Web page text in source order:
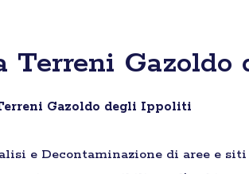
Terreni
Gazoldo degli Ippoliti
e Decontaminazione di aree e